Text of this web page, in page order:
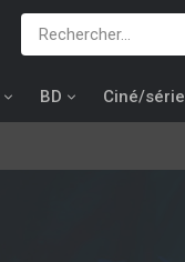
BD Ciné/série